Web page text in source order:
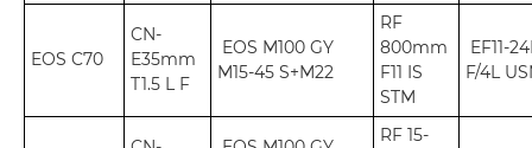
EOS C70
CN-
E35mm
T1.5 L F
EOS M100 GY
M15-45 S+M22
RF
800mm
F11 IS
STM
EF11-
F/4L
RF 15-